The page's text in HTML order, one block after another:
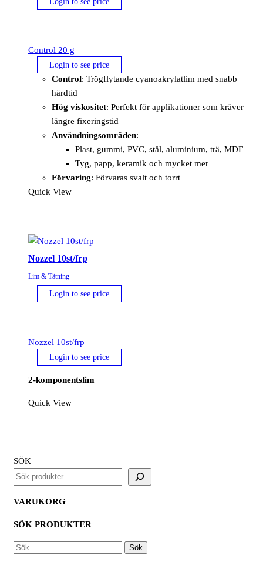
Control 20 g
Login to see price
Control: Trögflytande cyanoakrylatlim med snabb
härdtid
Hög viskositet: Perfekt för applikationer som kräver
längre fixeringstid
Användningsområden:
Plast, gummi, PVC, stål, aluminium, trä, MDF
Tyg, papp, keramik och mycket mer
Förvaring: Förvaras svalt och torrt
Quick View
Nozzel 10st/frp
Lim & Tätning
Login to see price
Nozzel 10st/frp
Login to see price
2-komponentslim
Quick View
SÖK
VARUKORG
SÖK PRODUKTER
SÖK